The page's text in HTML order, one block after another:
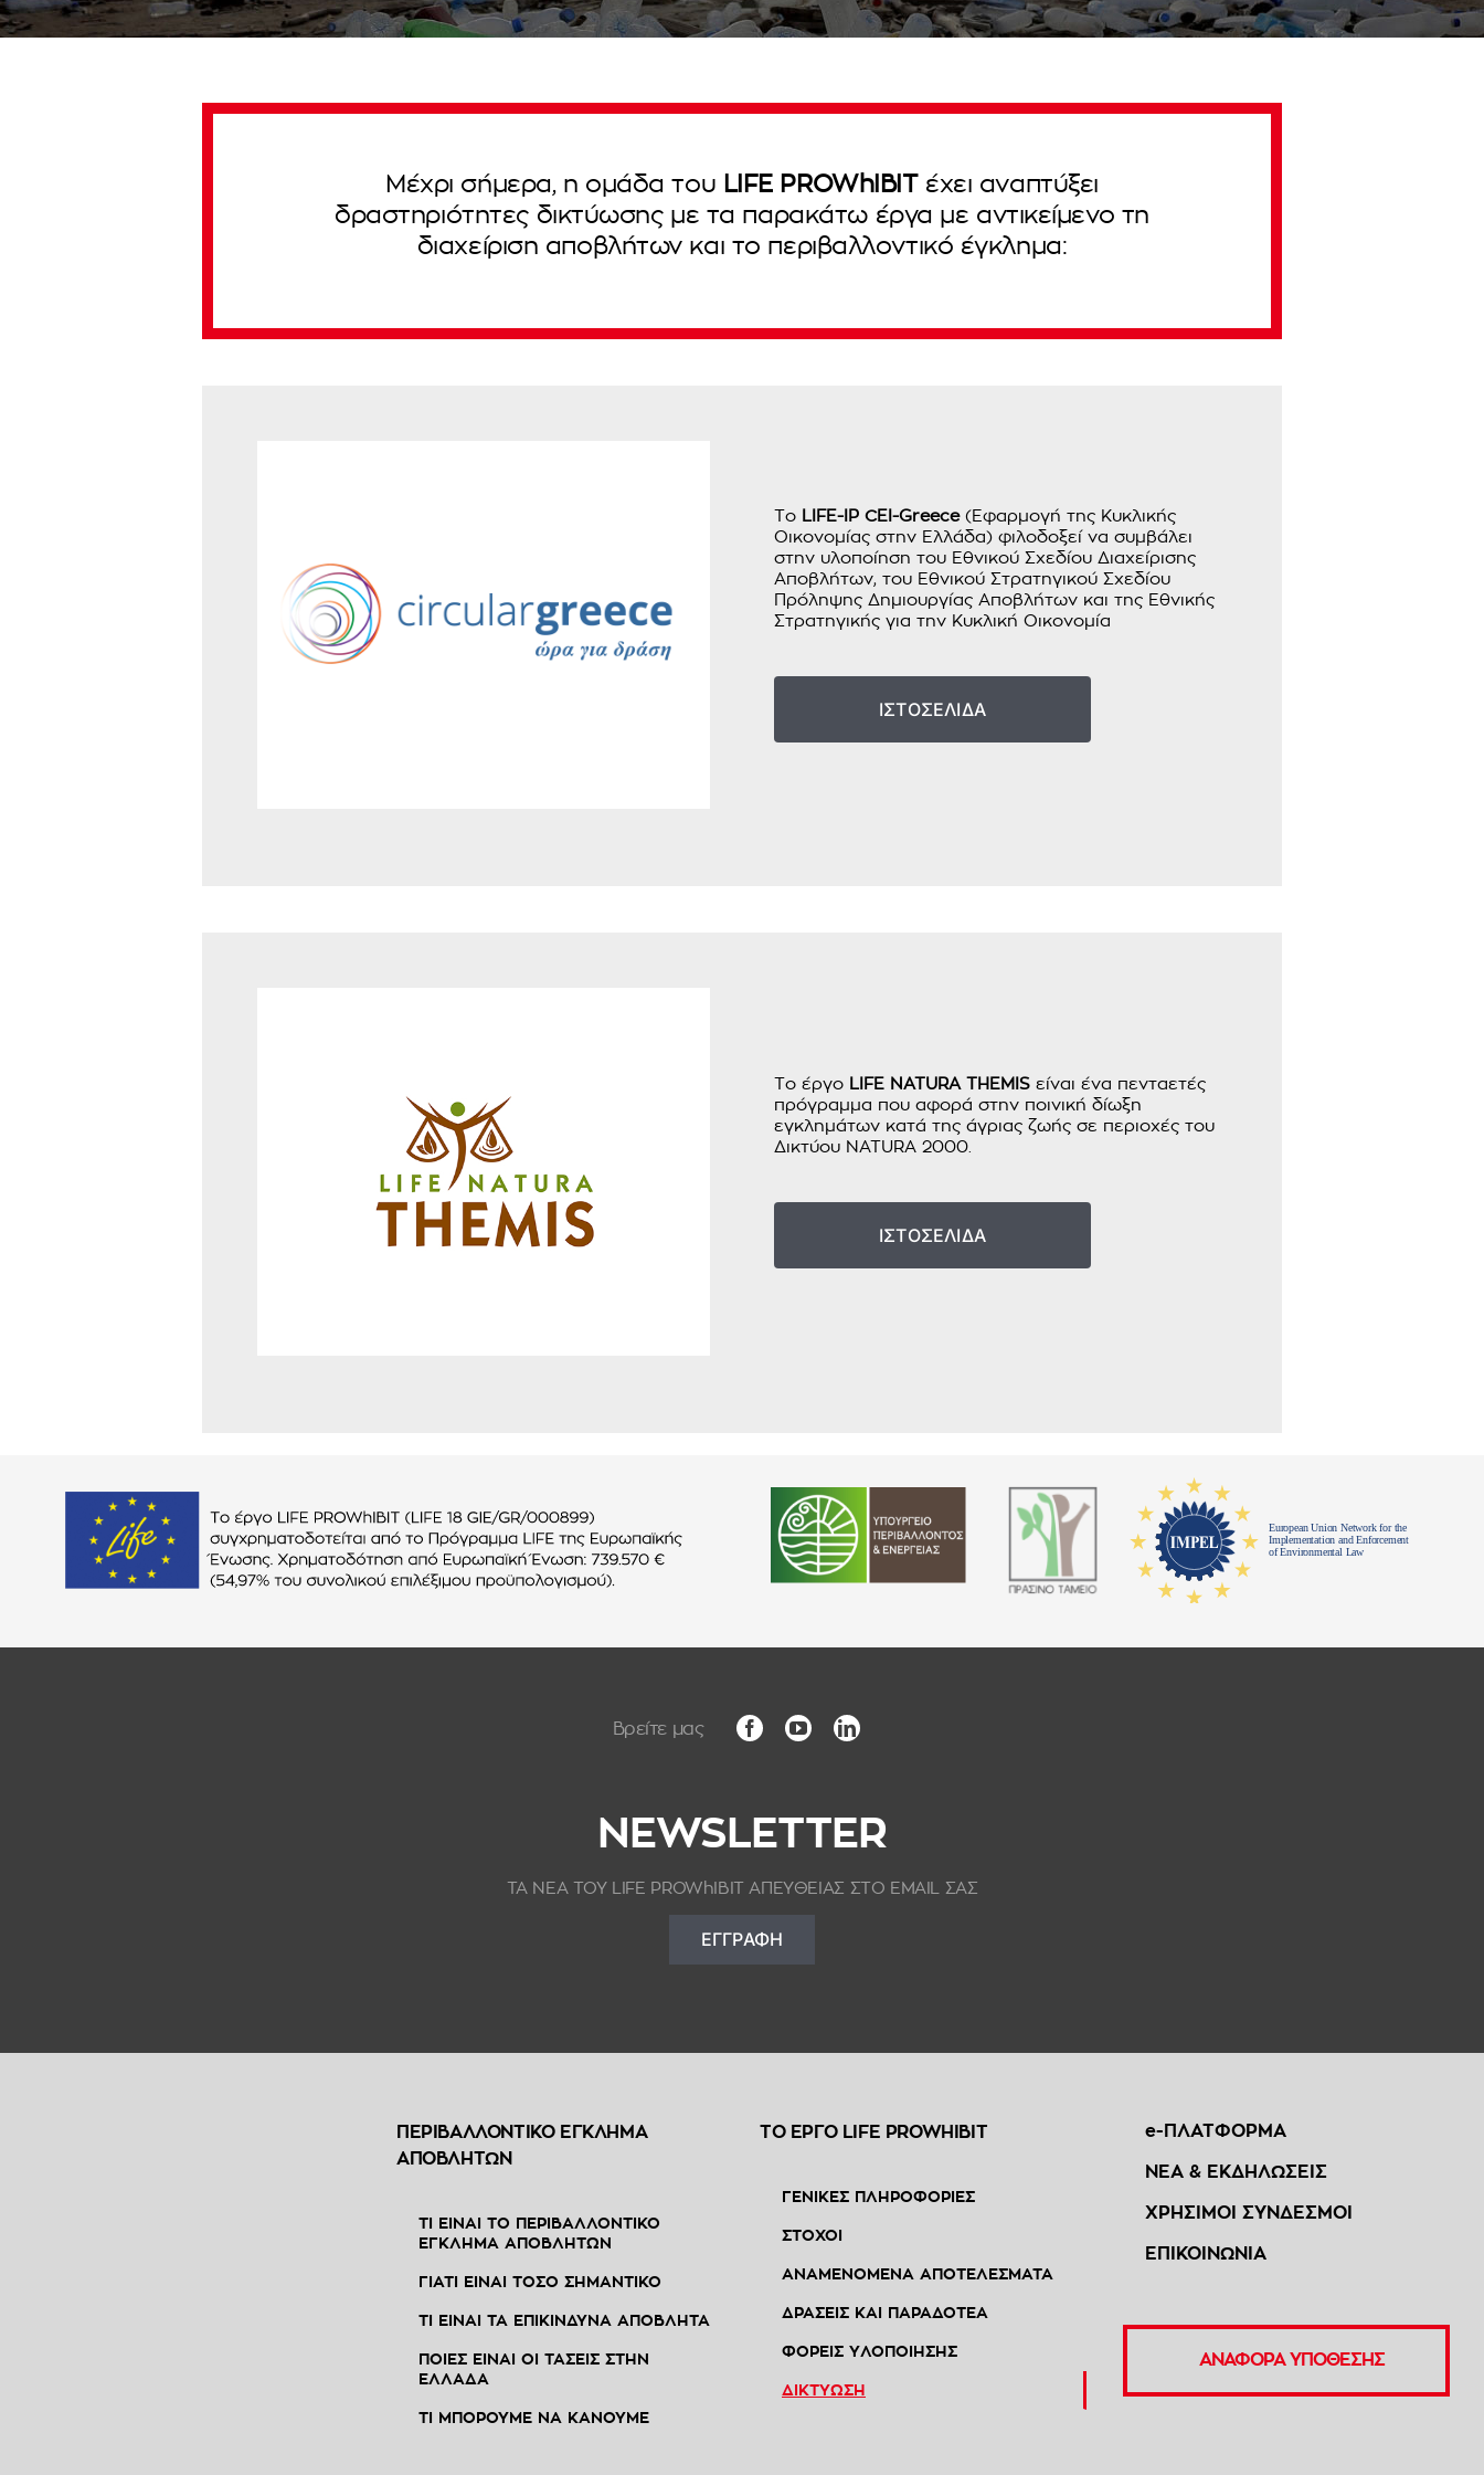
Μέχρι σήμερα, η ομάδα του LIFE PROWhIBITέχει αναπτύξει
δραστηριότητες δικτύωσης με τα παρακάτω έργα με αντικείμενο τη
διαχείριση αποβλήτων και το περιβαλλοντικό έγκλημα:
Το LIFE-IP CEI-Greece(Εφαρμογή της Κυκλικής
Οικονομίας στην Ελλάδα) φιλοδοξεί να συμβάλει
στην υλοποίηση του Εθνικού Σχεδίου Διαχείρισης
Αποβλήτων, του Εθνικού Στρατηγικού Σχεδίου
Πρόληψης Δημιουργίας Αποβλήτων και της Εθνικής
Στρατηγικής για την Κυκλική Οικονομία
ΙΣΤΟΣΕΛΙΔΑ
Το έργο LIFE NATURA THEMIS είναι ένα πενταετές
πρόγραμμα που αφορά στην ποινική δίωξη
εγκλημάτων κατά της άγριας ζωής σε περιοχές του
Δικτύου NATURA 2000.
ΙΣΤΟΣΕΛΙΔΑ
NEWSLETTER
ΤΑ ΝΕΑ ΤΟΥ LIFE PROWhIBIT ΑΠΕΥΘΕΙΑΣ ΣΤΟ EMAIL ΣΑΣ
ΕΓΓΡΑΦΗ
ΠΕΡΙΒΑΛΛΟΝΤΙΚΟ ΕΓΚΛΗΜΑ
ΑΠΟΒΛΗΤΩΝ
ΤΙ ΕΙΝΑΙ ΤΟ ΠΕΡΙΒΑΛΛΟΝΤΙΚΟ
ΕΓΚΛΗΜΑ ΑΠΟΒΛΗΤΩΝ
ΓΙΑΤΙ ΕΙΝΑΙ ΤΟΣΟ ΣΗΜΑΝΤΙΚΟ
ΤΙ ΕΙΝΑΙ ΤΑ ΕΠΙΚΙΝΔΥΝΑ ΑΠΟΒΛΗΤΑ
ΠΟΙΕΣ ΕΙΝΑΙ ΟΙ ΤΑΣΕΙΣ ΣΤΗΝ
ΕΛΛΑΔΑ
ΤΙ ΜΠΟΡΟΥΜΕ ΝΑ ΚΑΝΟΥΜΕ
ΤΟ ΕΡΓΟ LIFE PROWHIBIT
ΓΕΝΙΚΕΣ ΠΛΗΡΟΦΟΡΙΕΣ
ΣΤΟΧΟΙ
ΑΝΑΜΕΝΟΜΕΝΑ ΑΠΟΤΕΛΕΣΜΑΤΑ
ΔΡΑΣΕΙΣ ΚΑΙ ΠΑΡΑΔΟΤΕΑ
ΦΟΡΕΙΣ ΥΛΟΠΟΙΗΣΗΣ
ΔΙΚΤΥΩΣΗ
e-ΠΛΑΤΦΟΡΜΑ
ΝΕΑ & ΕΚΔΗΛΩΣΕΙΣ
ΧΡΗΣΙΜΟΙ ΣΥΝΔΕΣΜΟΙ
ΕΠΙΚΟΙΝΩΝΙΑ
ΑΝΑΦΟΡΑ ΥΠΟΘΕΣΗΣ